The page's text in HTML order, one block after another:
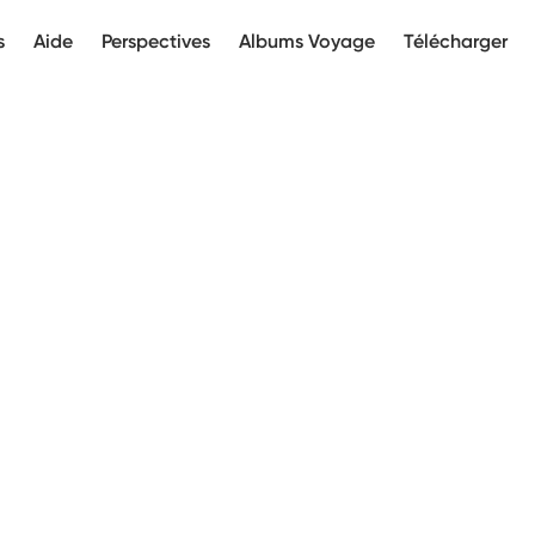
Aide Perspectives Albums Voyage Télécharger